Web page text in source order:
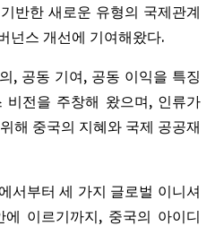
반한 새로운 유형의 국제관계
넌스 개선에 기여해왔다.
, 공동 기여, 공동 이익을 특징
비전을 주창해 왔으며, 인류가
해 중국의 지혜와 국제 공공재
서부터 세 가지 글로벌 이니셔
이르기까지, 중국의 아이디